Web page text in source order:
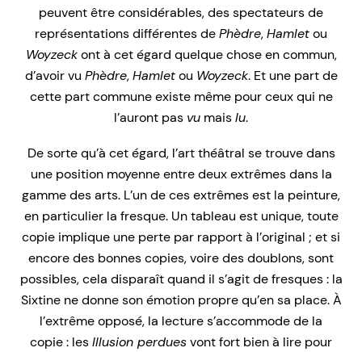
peuvent être considérables, des spectateurs de
représentations différentes dePhèdre,Hamletou
Woyzeckont à cet égard quelque chose en commun,
d’avoir vu Phèdre,Hamletou Woyzeck. Et une part de
cette part commune existe même pour ceux qui ne
l’auront pas vu maislu.
De sorte qu’à cet égard, l’art théâtral se trouve dans
une position moyenne entre deux extrêmes dans la
gamme des arts. L’un de ces extrêmes est la peinture,
en particulier la fresque. Un tableau est unique, toute
copie implique une perte par rapport à l’original ; et si
encore des bonnes copies, voire des doublons, sont
possibles, cela disparaît quand il s’agit de fresques : la
Sixtine ne donne son émotion propre qu’en sa place. À
l’extrême opposé, la lecture s’accommode de la
copie : lesIllusion perduesvont fort bien à lire pour